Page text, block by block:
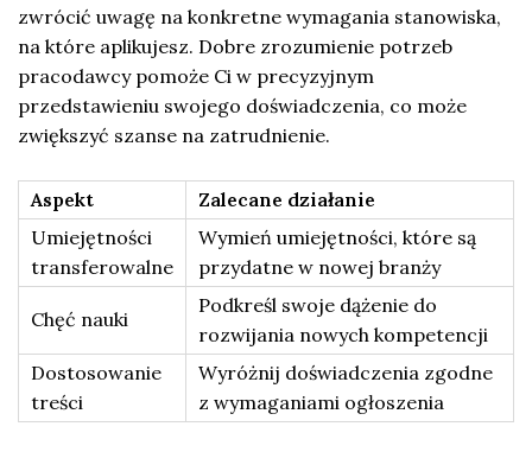
zwrócić uwagę na konkretne wymagania stanowiska,
na które aplikujesz. Dobre zrozumienie potrzeb
pracodawcy pomoże Ci w precyzyjnym
przedstawieniu swojego doświadczenia, co może
zwiększyć szanse na zatrudnienie.
Aspekt
Zalecane działanie
Umiejętności
transferowalne
Wymień umiejętności, które są
przydatne w nowej branży
Chęć nauki
Podkreśl swoje dążenie do
rozwijania nowych kompetencji
Dostosowanie
treści
Wyróżnij doświadczenia zgodne
z wymaganiami ogłoszenia